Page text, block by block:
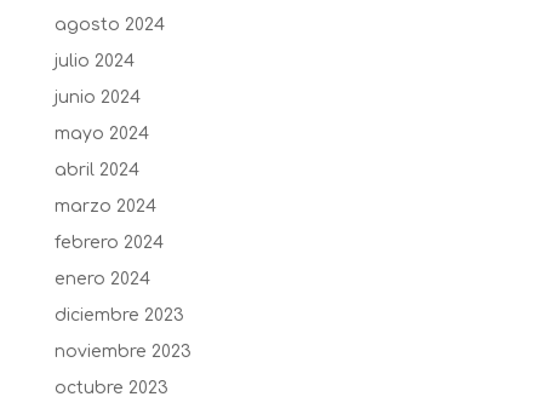
agosto 2024
julio 2024
junio 2024
mayo 2024
abril 2024
marzo 2024
febrero 2024
enero 2024
diciembre 2023
noviembre 2023
octubre 2023